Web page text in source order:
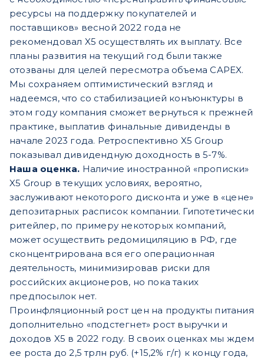
ресурсы на поддержку покупателей и
поставщиков» весной 2022 года не
рекомендовал X5 осуществлять их выплату. Все
планы развития на текущий год были также
отозваны для целей пересмотра объема CAPEX.
Мы сохраняем оптимистический взгляд и
надеемся, что со стабилизацией конъюнктуры в
этом году компания сможет вернуться к прежней
практике, выплатив финальные дивиденды в
начале 2023 года. Ретроспективно X5 Group
показывал дивидендную доходность в 5-7%.
Наша оценка. Наличие иностранной «прописки»
X5 Group в текущих условиях, вероятно,
заслуживают некоторого дисконта и уже в «цене»
депозитарных расписок компании. Гипотетически
ритейлер, по примеру некоторых компаний,
может осуществить редомициляцию в РФ, где
сконцентрирована вся его операционная
деятельность, минимизировав риски для
российских акционеров, но пока таких
предпосылок нет.
Проинфляционный рост цен на продукты питания
дополнительно «подстегнет» рост выручки и
доходов X5 в 2022 году. В своих оценках мы ждем
ее роста до 2,5 трлн руб. (+15,2% г/г) к концу года,